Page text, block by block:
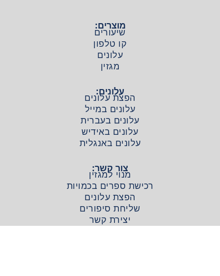
מוצרים:
שיעורים
קו טלפון
עלונים
מגזין
עלונים:
הפצת עלונים
עלונים במייל
עלונים בעברית
עלונים באידיש
עלונים באנגלית
צור קשר:
מנוי למגזין
רכישת ספרים בכמויות
הפצת עלונים
שליחת סיפורים
יצירת קשר